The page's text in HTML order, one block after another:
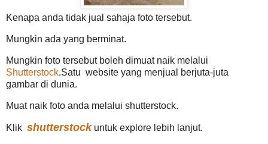
Kenapa anda tidak jual sahaja foto tersebut.
Mungkin ada yang berminat.
Mungkin foto tersebut boleh dimuat naik melalui
Shutterstock.Satu website yang menjual berjuta-juta
gambar di dunia.
Muat naik foto anda melalui shutterstock.
Klik shutterstockuntuk explore lebih lanjut.